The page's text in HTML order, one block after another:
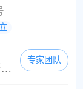
江西南昌市第二中西医结合医院是一所非营利性公立医院。位于江西省南昌市东湖区子固路106号（贺龙指挥部斜对面）。创建于1957年南昌市第二中西医结合医院始建于1952年，是一所具有六十年历史的医院，同时是首批国家甲等公立医院之一。南昌市第二中西医结合医院癫痫科是神经内科的重点科室，这么多年来，在癫痫病的治疗领域上取得了非常优异的成绩。在治疗癫痫病这个问题上，医院坚持中医与西医相结合，集中医、西医之精华，取中西医结...
专家团队